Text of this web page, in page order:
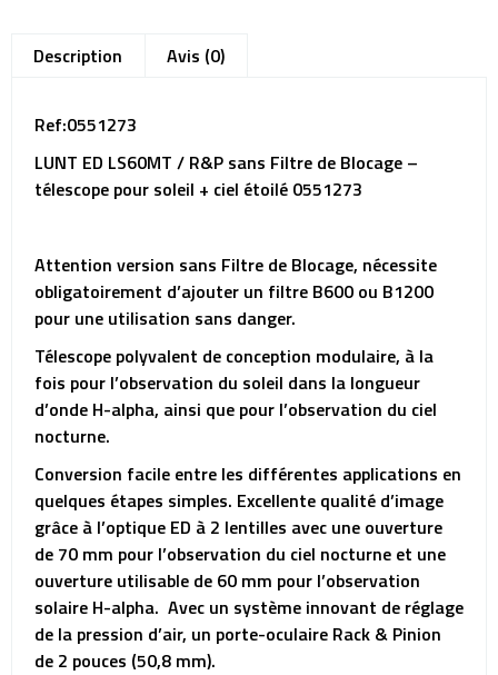
Description Avis (0)
Ref:0551273
LUNT ED LS60MT / R&P sans Filtre de Blocage –
télescope pour soleil + ciel étoilé 0551273
Attention version sans Filtre de Blocage, nécessite
obligatoirement d’ajouter un filtre B600 ou B1200
pour une utilisation sans danger.
Télescope polyvalent de conception modulaire, à la
fois pour l’observation du soleil dans la longueur
d’onde H-alpha, ainsi que pour l’observation du ciel
nocturne.
Conversion facile entre les différentes applications en
quelques étapes simples. Excellente qualité d’image
grâce à l’optique ED à 2 lentilles avec une ouverture
de 70 mm pour l’observation du ciel nocturne et une
ouverture utilisable de 60 mm pour l’observation
solaire H-alpha. Avec un système innovant de réglage
de la pression d’air, un porte-oculaire Rack & Pinion
de 2 pouces (50,8 mm).